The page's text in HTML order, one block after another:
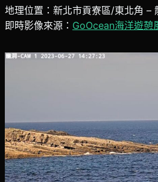
地理位置：新北市貢寮區/東北角 –
即時影像來源： GoOcean海洋遊憩